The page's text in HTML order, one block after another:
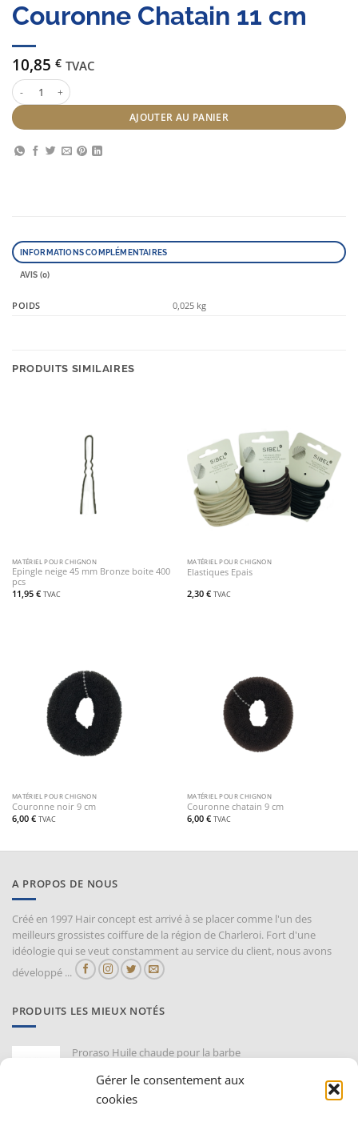
Gérer le consentement aux
cookies
Couronne Chatain 11 cm
10,85 € TVAC
quantité de Couronne Chatain 11 cm
AJOUTER AU PANIER
INFORMATIONS COMPLÉMENTAIRES
AVIS (0)
POIDS 0,025 kg
PRODUITS SIMILAIRES
MATÉRIEL POUR CHIGNON
Epingle neige 45 mm Bronze boite 400
pcs
11,95 € TVAC
MATÉRIEL POUR CHIGNON
Elastiques Epais
2,30 € TVAC
MATÉRIEL POUR CHIGNON
Couronne noir 9 cm
6,00 € TVAC
MATÉRIEL POUR CHIGNON
Couronne chatain 9 cm
6,00 € TVAC
A PROPOS DE NOUS
Créé en 1997 Hair concept est arrivé à se placer comme l'un des
meilleurs grossistes coiffure de la région de Charleroi. Fort d'une
idéologie qui se veut constamment au service du client, nous avons
développé ...
PRODUITS LES MIEUX NOTÉS
Proraso Huile chaude pour la barbe